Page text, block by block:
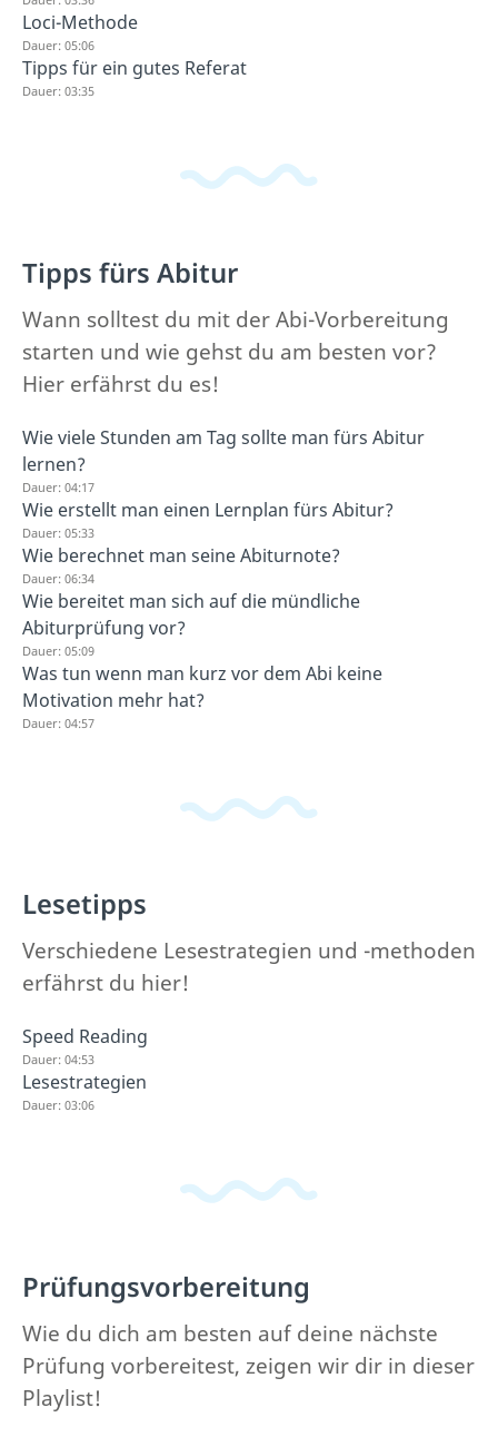
Loci-Methode
Dauer: 05:06
Tipps für ein gutes Referat
Dauer: 03:35
Tipps fürs Abitur
Wann solltest du mit der Abi-Vorbereitung
starten und wie gehst du am besten vor?
Hier erfährst du es!
Wie viele Stunden am Tag sollte man fürs Abitur
lernen?
Dauer: 04:17
Wie erstellt man einen Lernplan fürs Abitur?
Dauer: 05:33
Wie berechnet man seine Abiturnote?
Dauer: 06:34
Wie bereitet man sich auf die mündliche
Abiturprüfung vor?
Dauer: 05:09
Was tun wenn man kurz vor dem Abi keine
Motivation mehr hat?
Dauer: 04:57
Lesetipps
Verschiedene Lesestrategien und -methoden
erfährst du hier!
Speed Reading
Dauer: 04:53
Lesestrategien
Dauer: 03:06
Prüfungsvorbereitung
Wie du dich am besten auf deine nächste
Prüfung vorbereitest, zeigen wir dir in dieser
Playlist!